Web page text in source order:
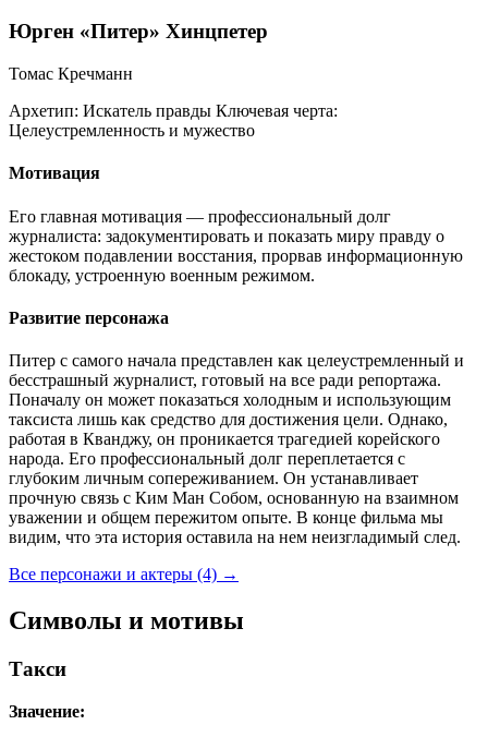
Юрген «Питер» Хинцпетер
Томас Кречманн
Архетип: Искатель правды Ключевая черта:
Целеустремленность и мужество
Мотивация
Его главная мотивация — профессиональный долг
журналиста: задокументировать и показать миру правду о
жестоком подавлении восстания, прорвав информационную
блокаду, устроенную военным режимом.
Развитие персонажа
Питер с самого начала представлен как целеустремленный и
бесстрашный журналист, готовый на все ради репортажа.
Поначалу он может показаться холодным и использующим
таксиста лишь как средство для достижения цели. Однако,
работая в Кванджу, он проникается трагедией корейского
народа. Его профессиональный долг переплетается с
глубоким личным сопереживанием. Он устанавливает
прочную связь с Ким Ман Собом, основанную на взаимном
уважении и общем пережитом опыте. В конце фильма мы
видим, что эта история оставила на нем неизгладимый след.
Все персонажи и актеры (4) →
Символы и мотивы
Такси
Значение: